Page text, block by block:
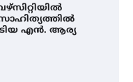
എൻ. ആര്യ